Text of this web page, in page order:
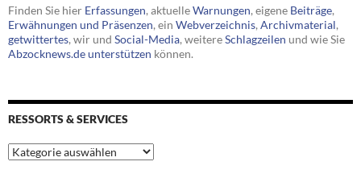
Finden Sie hier Erfassungen, aktuelleWarnungen, eigene Beiträge,
Erwähnungen und Präsenzen, ein Webverzeichnis, Archivmaterial,
getwittertes, wir und Social-Media, weitereSchlagzeilen und wie Sie
Abzocknews.de unterstützen können.
RESSORTS & SERVICES
Ressorts
&